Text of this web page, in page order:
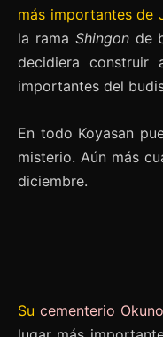
más importantes de
la rama Shingonde
decidiera
importantes del
En todo Koyasan
misterio. Aún más
diciembre.
Su cementerio